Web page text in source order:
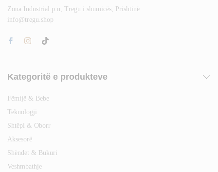
Zona Industrial p.n, Tregu i shumicës, Prishtinë
info@tregu.shop
Kategoritë e produkteve
Fëmijë & Bebe
Teknologji
Shtëpi & Oborr
Aksesorë
Shëndet & Bukuri
Veshmbathje